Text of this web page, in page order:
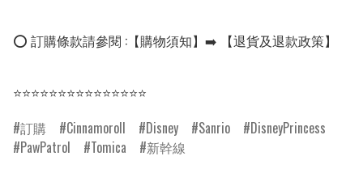
⭕ 訂購條款請參閱 :【購物須知】➡️ 【退貨及退款政策】
⭐⭐⭐⭐⭐⭐⭐⭐⭐⭐⭐⭐⭐⭐⭐
訂購
Cinnamoroll Disney Sanrio
DisneyPrincess
PawPatrol
Tomica 新幹線